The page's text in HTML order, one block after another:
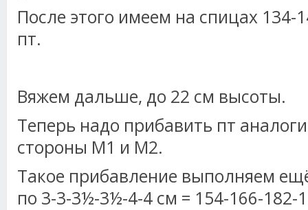
После этого имеем на спицах 134-
пт.
Вяжем дальше, до 22 см высоты.
Теперь надо прибавить пт
стороны М1 и М2.
Такое прибавление выполняем
по 3-3-3½-3½-4-4 см = 154-166-182-